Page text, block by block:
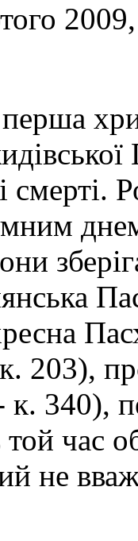
203),
к. 340),
той час
не